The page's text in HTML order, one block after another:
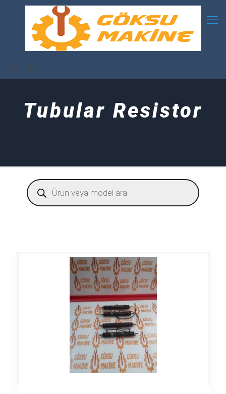
Tubular Resistor
Products
search